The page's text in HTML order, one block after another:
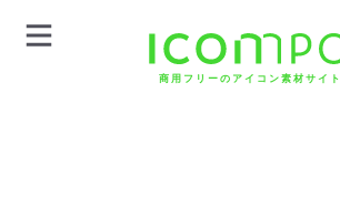
商用フリーのアイコン素材サイト